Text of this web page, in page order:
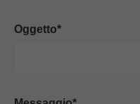
Oggetto*